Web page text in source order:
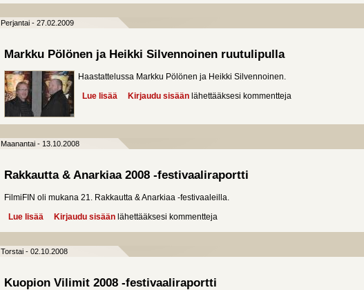
Perjantai - 27.02.2009
Markku Pölönen ja Heikki Silvennoinen ruutulipulla
Haastattelussa Markku Pölönen ja Heikki Silvennoinen.
Lue lisää about Markku Pölönen ja Heikki Silvennoinen ruutulipulla
Kirjaudu sisään lähettääksesi kommentteja
Maanantai - 13.10.2008
Rakkautta & Anarkiaa 2008 -festivaaliraportti
FilmiFIN oli mukana 21. Rakkautta & Anarkiaa -festivaaleilla.
Lue lisää about Rakkautta & Anarkiaa 2008 -festivaaliraportti
Kirjaudu sisään lähettääksesi kommentteja
Torstai - 02.10.2008
Kuopion Vilimit 2008 -festivaaliraportti